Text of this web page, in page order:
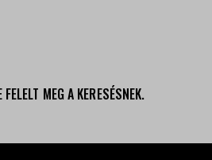
FELELT MEG A KERESÉSNEK.